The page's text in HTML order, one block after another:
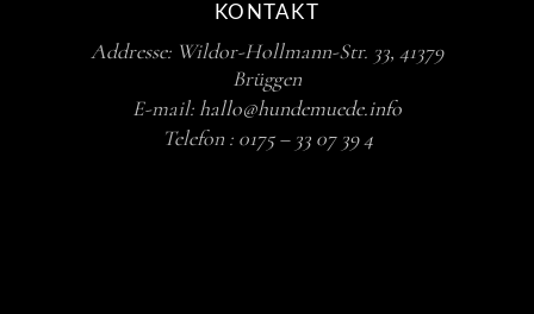
KONTAKT
Addresse: Wildor-Hollmann-Str. 33, 41379
Brüggen
E-mail:hallo@hundemuede.info
Telefon : 0175 – 33 07 39 4